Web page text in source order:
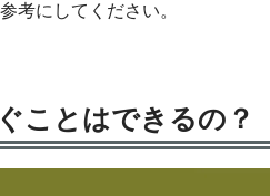
考にしてください。
ことはできるの？